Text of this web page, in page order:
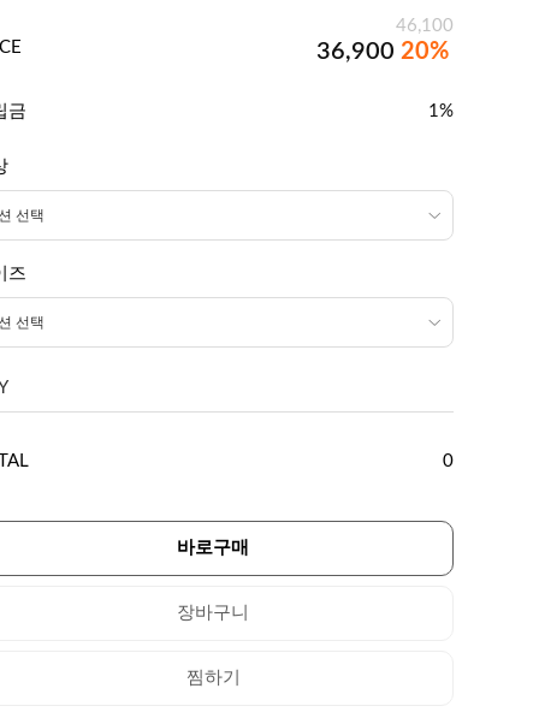
46,100
36,900 20%
금 1%
즈
0
바로구매
장바구니
찜하기